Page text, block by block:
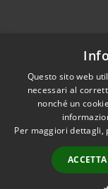
Privacy
Cookie
Sitemap
Questo sito web
necessari al
nonché un
Per maggiori dettagli,